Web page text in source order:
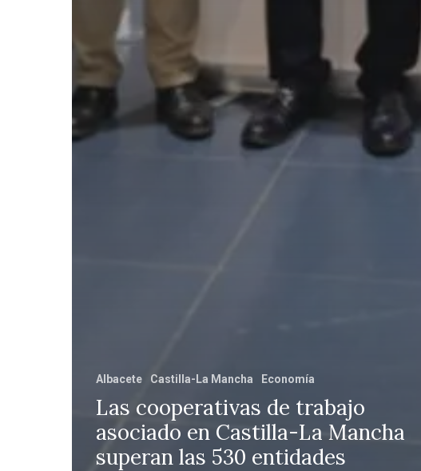
Albacete Castilla-La Mancha Economía
Las cooperativas de trabajo
asociado en Castilla-La Mancha
superan las 530 entidades